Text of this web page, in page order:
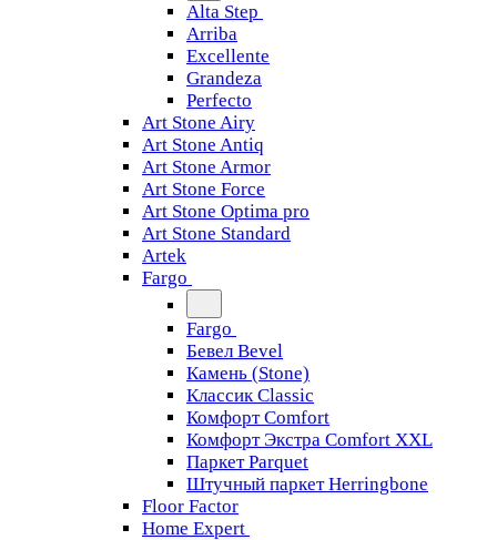
Alta Step
Arriba
Excellente
Grandeza
Perfecto
Art Stone Airy
Art Stone Antiq
Art Stone Armor
Art Stone Force
Art Stone Optima pro
Art Stone Standard
Artek
Fargo
Fargo
Бевел Bevel
Камень (Stone)
Классик Classic
Комфорт Comfort
Комфорт Экстра Comfort XXL
Паркет Parquet
Штучный паркет Herringbone
Floor Factor
Home Expert